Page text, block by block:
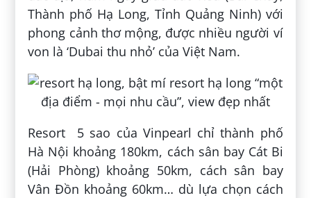
Thành phố Hạ Long, Tỉnh Quảng Ninh) với
phong cảnh thơ mộng, được nhiều người ví
von là ‘Dubai thu nhỏ’ của Việt Nam.
Resort 5 sao của Vinpearl chỉ thành phố
Hà Nội khoảng 180km, cách sân bay Cát Bi
(Hải Phòng) khoảng 50km, cách sân bay
Vân Đồn khoảng 60km… dù lựa chọn cách